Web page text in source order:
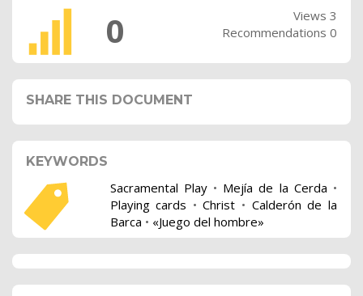
0
Views 3
Recommendations 0
SHARE THIS DOCUMENT
KEYWORDS
Sacramental Play• Mejía de la Cerda •
Playing cards •Christ • Calderón de la
Barca • «Juego del hombre»